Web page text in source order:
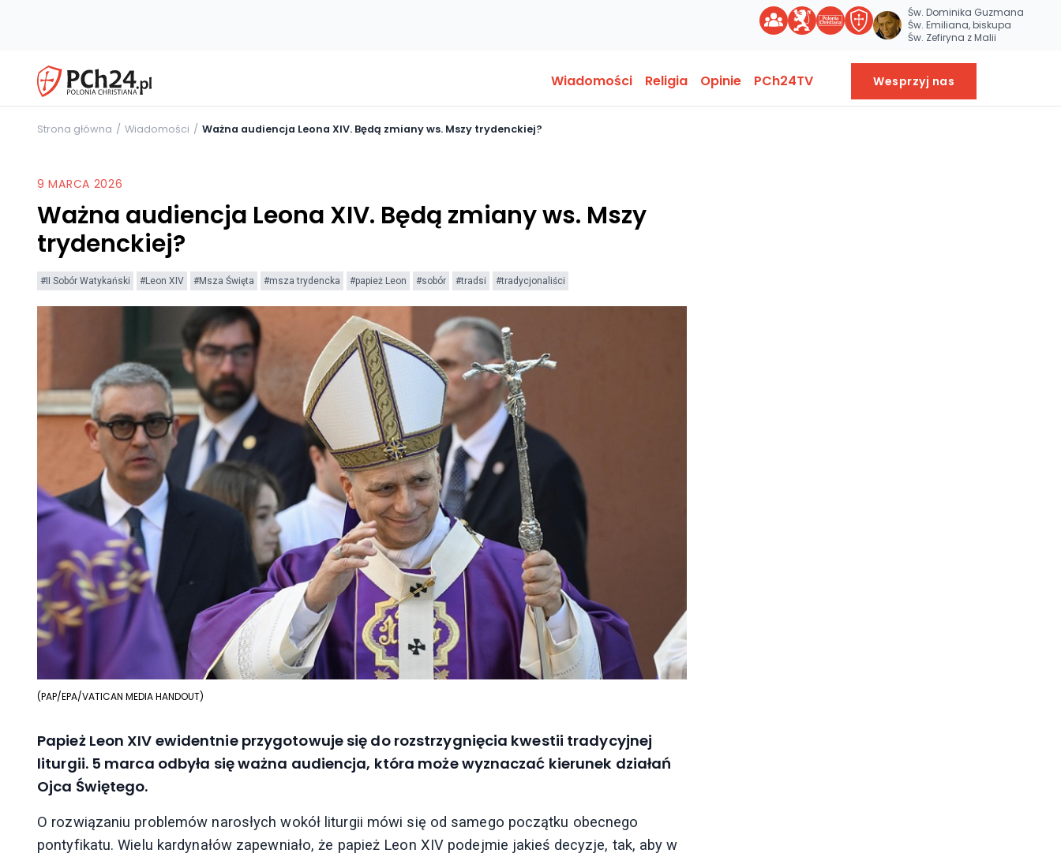
Św. Dominika Guzmana
Św. Emiliana, biskupa
Św. Zefiryna z Malii
Wiadomości Religia Opinie PCh24TV Wesprzyj nas
Strona główna Wiadomości Ważna audiencja Leona XIV. Będą zmiany ws. Mszy trydenckiej?
9 MARCA 2026
Ważna audiencja Leona XIV. Będą zmiany ws. Mszy
trydenckiej?
#II Sobór Watykański #Leon XIV #Msza Święta #msza trydencka #papież Leon #sobór #tradsi #tradycjonaliści
(PAP/EPA/VATICAN MEDIA HANDOUT)
Papież Leon XIV ewidentnie przygotowuje się do rozstrzygnięcia kwestii tradycyjnej
liturgii. 5 marca odbyła się ważna audiencja, która może wyznaczać kierunek działań
Ojca Świętego.
O rozwiązaniu problemów narosłych wokół liturgii mówi się od samego początku obecnego
pontyfikatu. Wielu kardynałów zapewniało, że papież Leon XIV podejmie jakieś decyzje, tak, aby w